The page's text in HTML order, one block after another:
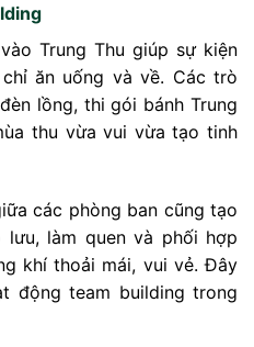
Trung Thu giúp sự kiện
ăn uống và về. Các trò
lồng, thi gói bánh Trung
thu vừa vui vừa tạo tinh
các phòng ban cũng tạo
làm quen và phối hợp
khí thoải mái, vui vẻ. Đây
động team building trong